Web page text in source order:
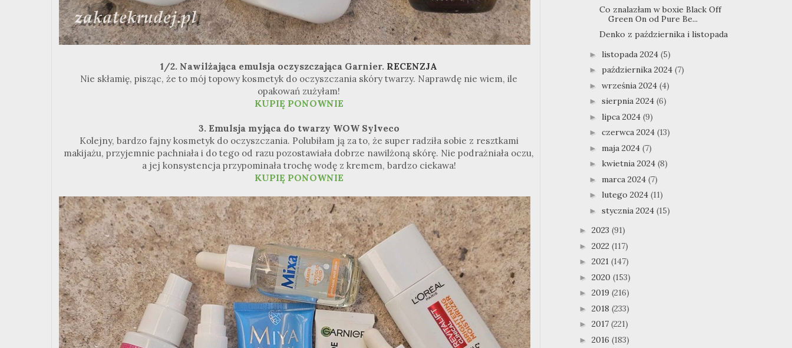
1/2. Nawilżająca emulsja oczyszczająca Garnier. RECENZJA
Nie skłamię, pisząc, że to mój topowy kosmetyk do oczyszczania skóry twarzy. Naprawdę nie wiem, ile
opakowań zużyłam!
KUPIĘ PONOWNIE
3. Emulsja myjąca do twarzy WOW Sylveco
Kolejny, bardzo fajny kosmetyk do oczyszczania. Polubiłam ją za to, że super radziła sobie z resztkami
makijażu, przyjemnie pachniała i do tego od razu pozostawiała dobrze nawilżoną skórę. Nie podrażniała oczu,
a jej konsystencja przypominała trochę wodę z kremem, bardzo ciekawa!
KUPIĘ PONOWNIE
Co znalazłam w boxie Black Off
Green On od Pure Be...
Denko z października i listopada
► listopada 2024 (5)
► października 2024 (7)
► września 2024 (4)
► sierpnia 2024 (6)
► lipca 2024 (9)
► czerwca 2024 (13)
► maja 2024 (7)
► kwietnia 2024 (8)
► marca 2024 (7)
► lutego 2024 (11)
► stycznia 2024 (15)
► 2023 (91)
► 2022 (117)
► 2021 (147)
► 2020 (153)
► 2019 (216)
► 2018 (233)
► 2017 (221)
► 2016 (183)